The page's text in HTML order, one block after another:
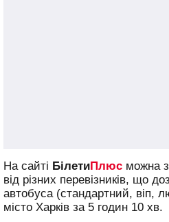
На сайті БілетиПлюс можна
від різних перевізників, що
автобуса (стандартний, віп,
місто Харків за 5 годин 10 хв.